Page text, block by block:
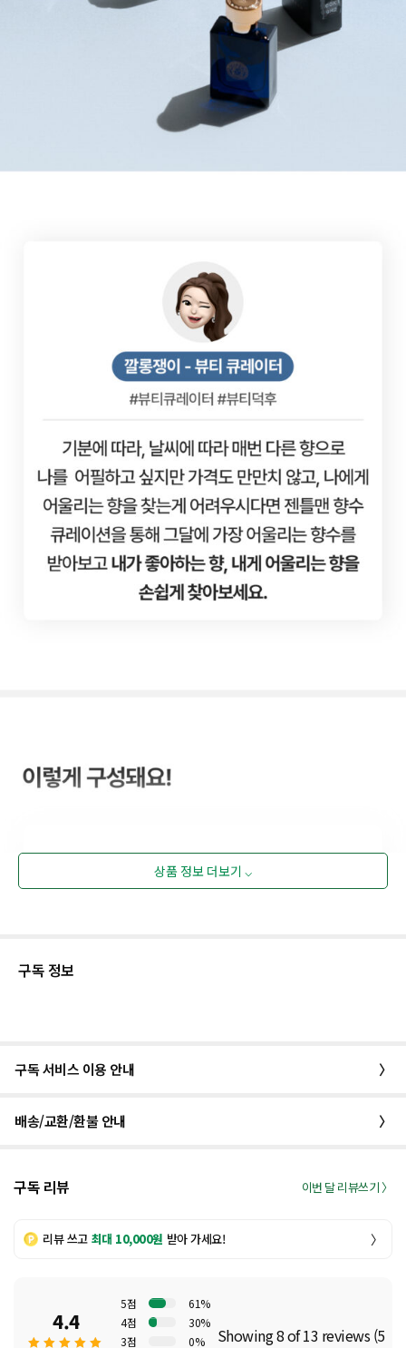
상품 정보 더보기 ⌵
구독 정보
구독 서비스 이용 안내 〉
배송/교환/환불 안내 〉
구독 리뷰 이번 달 리뷰쓰기 〉
리뷰 쓰고 최대 10,000원 받아 가세요! 〉
4.4
5점
61%
4점
30%
3점
0%
Showing 8 of 13 reviews (5